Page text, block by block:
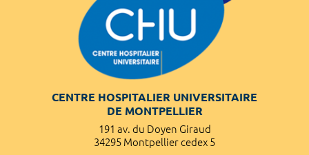
CENTRE HOSPITALIER UNIVERSITAIRE
DE MONTPELLIER
191 av. du Doyen Giraud
34295 Montpellier cedex 5